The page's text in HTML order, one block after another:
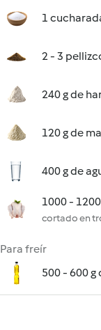
1
2 - 3
240 g de
120 g de
400 g de
1000 -
cortado en
Para freír
500 - 600